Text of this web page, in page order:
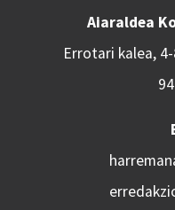
Aiaraldea
Errotari kalea,